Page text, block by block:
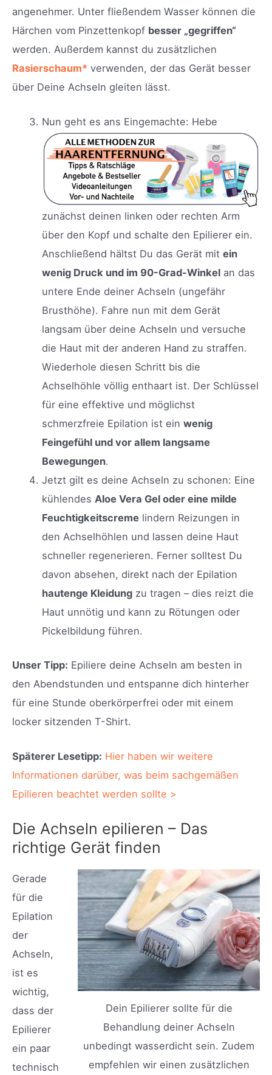
angenehmer. Unter fließendem Wasser können die
Härchen vom Pinzettenkopf besser „gegriffen“
werden. Außerdem kannst du zusätzlichen
Rasierschaum* verwenden, der das Gerät besser
über Deine Achseln gleiten lässt.
Nun geht es ans Eingemachte: Hebe
zunächst deinen linken oder rechten Arm
über den Kopf und schalte den Epilierer ein.
Anschließend hältst Du das Gerät mitein
wenig Druck und im 90-Grad-Winkel an das
untere Ende deiner Achseln (ungefähr
Brusthöhe). Fahre nun mit dem Gerät
langsam über deine Achseln und versuche
die Haut mit der anderen Hand zu straffen.
Wiederhole diesen Schritt bis die
Achselhöhle völlig enthaart ist. Der Schlüssel
für eine effektive und möglichst
schmerzfreie Epilation ist einwenig
Feingefühl und vor allem langsame
Bewegungen.
Jetzt gilt es deine Achseln zu schonen: Eine
kühlendes Aloe Vera Gel oder eine milde
Feuchtigkeitscreme lindern Reizungen in
den Achselhöhlen und lassen deine Haut
schneller regenerieren. Ferner solltest Du
davon absehen, direkt nach der Epilation
hautenge Kleidung zu tragen – dies reizt die
Haut unnötig und kann zu Rötungen oder
Pickelbildung führen.
Unser Tipp: Epiliere deine Achseln am besten in
den Abendstunden und entspanne dich hinterher
für eine Stunde oberkörperfrei oder mit einem
locker sitzenden T-Shirt.
Späterer Lesetipp: Hier haben wir weitere
Informationen darüber, was beim sachgemäßen
Epilieren beachtet werden sollte >
Die Achseln epilieren – Das
richtige Gerät finden
Dein Epilierer sollte für die
Behandlung deiner Achseln
unbedingt wasserdicht sein. Zudem
empfehlen wir einen zusätzlichen
Gerade
für die
Epilation
der
Achseln,
ist es
wichtig,
dass der
Epilierer
ein paar
technisch